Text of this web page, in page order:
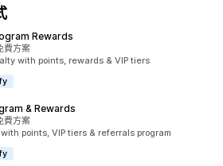
Rewards
費方案
with points, rewards & VIP tiers
& Rewards
費方案
points, VIP tiers & referrals program